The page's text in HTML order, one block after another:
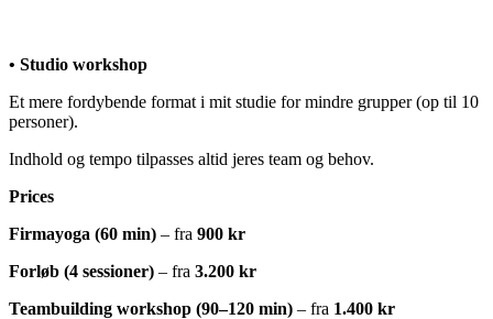
• Studio workshop
Et mere fordybende format i mit studie for mindre grupper (op til 10
personer).
Indhold og tempo tilpasses altid jeres team og behov.
Prices
Firmayoga (60 min) – fra 900 kr
Forløb (4 sessioner) – fra 3.200 kr
Teambuilding workshop (90–120 min) – fra 1.400 kr